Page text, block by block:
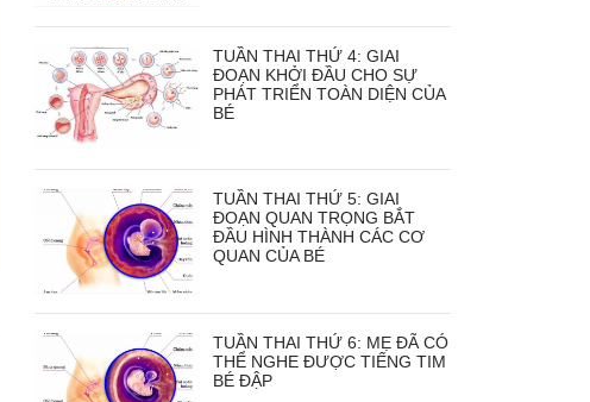
TUẦN THAI THỨ 4: GIAI
ĐOẠN KHỞI ĐẦU CHO SỰ
PHÁT TRIỂN TOÀN DIỆN CỦA
BÉ
TUẦN THAI THỨ 5: GIAI
ĐOẠN QUAN TRỌNG BẮT
ĐẦU HÌNH THÀNH CÁC CƠ
QUAN CỦA BÉ
TUẦN THAI THỨ 6: MẸ ĐÃ CÓ
THỂ NGHE ĐƯỢC TIẾNG TIM
BÉ ĐẬP